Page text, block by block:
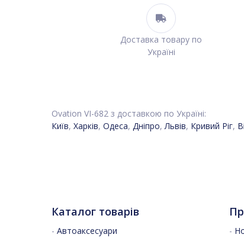
Доставка товару по
Україні
Ovation VI-682 з доставкою по Україні:
Київ, Харків, Одеса, Дніпро,Львів, Кривий Ріг,
Каталог товарів
- Автоаксесуари
-